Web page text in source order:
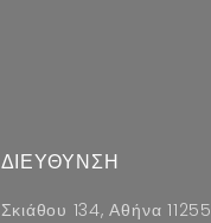
ΔΙΕΥΘΥΝΣΗ
Σκιάθου 134, Αθήνα 11255